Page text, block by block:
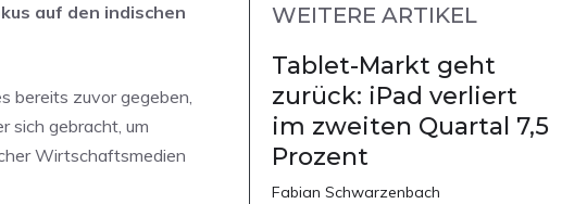
auf den indischen
bereits zuvor gegeben,
sich gebracht, um
Wirtschaftsmedien
WEITERE ARTIKEL
Tablet-Markt geht
zurück: iPad verliert
im zweiten Quartal 7,5
Prozent
Fabian Schwarzenbach